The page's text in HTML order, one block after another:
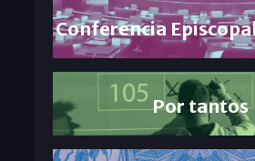
Conferencia
Por tantos